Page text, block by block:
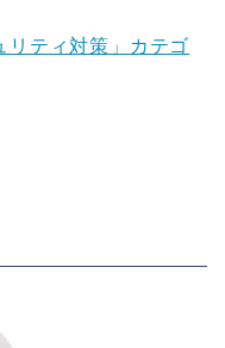
リティ対策」カテゴ